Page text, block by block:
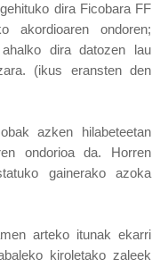
dira Ficobara FF
akordioaren ondoren;
dira datozen lau
(ikus eransten den
azken hilabeteetan
ondorioa da. Horren
gainerako azoka
arteko itunak ekarri
kiroletako zaleek